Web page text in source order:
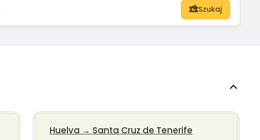
Szukaj
Huelva → Santa Cruz de Tenerife